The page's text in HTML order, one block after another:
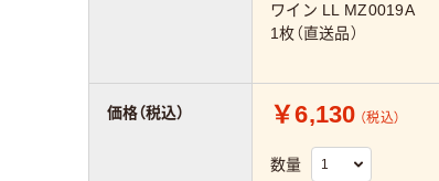
ワイン LL MZ0019A
1枚（直送品）
￥6,130 （税込）
数量
価格（税込）